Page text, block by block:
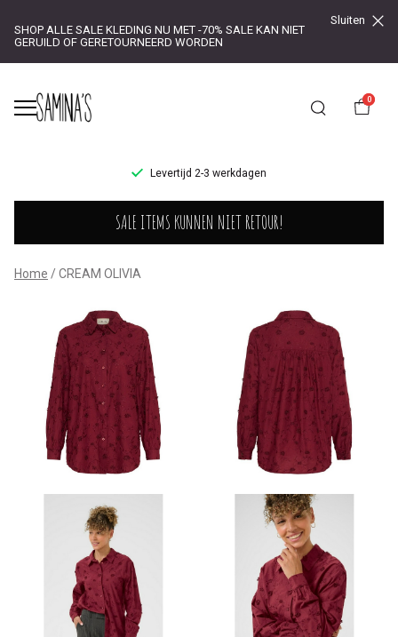
SHOP ALLE SALE KLEDING NU MET -70% SALE KAN NIET
GERUILD OF GERETOURNEERD WORDEN
Sluiten
0
Levertijd 2-3 werkdagen
CREAM
OLIVIA
Saminas
SALE ITEMS KUNNEN NIET RETOUR!
Home CREAM OLIVIA